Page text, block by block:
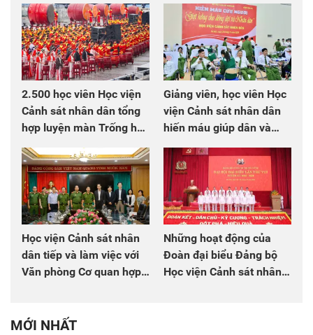
2.500 học viên Học viện
Cảnh sát nhân dân tổng
hợp luyện màn Trống hội
chào mừng Đại hội Đảng
Giảng viên, học viên Học
viện Cảnh sát nhân dân
hiến máu giúp dân và
đồng đội
Học viện Cảnh sát nhân
dân tiếp và làm việc với
Văn phòng Cơ quan hợp
Những hoạt động của
Đoàn đại biểu Đảng bộ
Học viện Cảnh sát nhân
MỚI NHẤT